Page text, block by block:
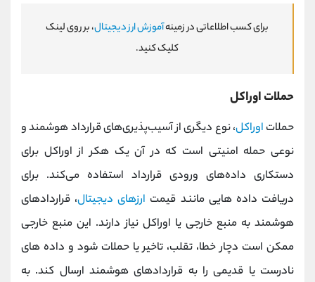
برای کسب اطلاعاتی در زمینهآموزش ارز دیجیتال، بر روی لینک
کلیک کنید.
حملات اوراکل
حملات اوراکل، نوع دیگری از آسیب‌پذیری‌های قرارداد هوشمند و
نوعی حمله امنیتی است که در آن یک هکر از اوراکل برای
دستکاری داده‌های ورودی قرارداد استفاده می‌کند. برای
دریافت داده هایی مانند قیمت ارزهای دیجیتال، قراردادهای
هوشمند به منبع خارجی یا اوراکل نیاز دارند. این منبع خارجی
ممکن است دچار خطا، تقلب، تاخیر یا حملات شود و داده های
نادرست یا قدیمی را به قراردادهای هوشمند ارسال کند. به